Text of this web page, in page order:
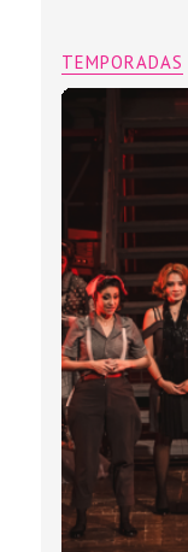
TEMPORADAS